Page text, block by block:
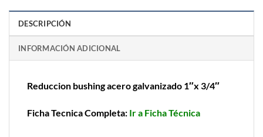
DESCRIPCIÓN
INFORMACIÓN ADICIONAL
Reduccion bushing acero galvanizado 1″x 3/4″
Ficha Tecnica Completa: Ir a Ficha Técnica